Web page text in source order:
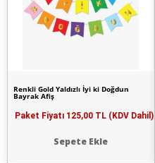
Renkli Gold Yaldızlı İyi ki Doğdun
Bayrak Afiş
Paket Fiyatı 125,00 TL (KDV Dahil)
Sepete Ekle